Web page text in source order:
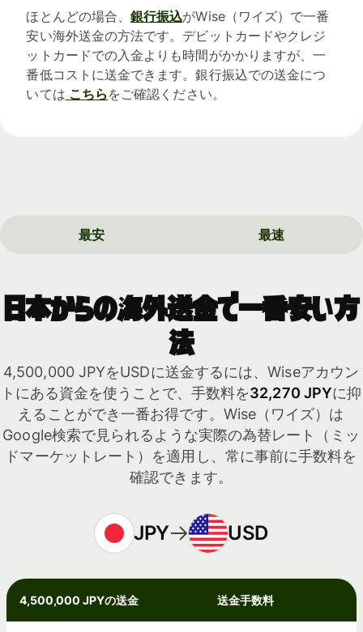
ほとんどの場合、銀行振込がWise（ワイズ）で一番
安い海外送金の方法です。デビットカードやクレジ
ットカードでの入金よりも時間がかかりますが、一
番低コストに送金できます。銀行振込での送金につ
いては こちら をご確認ください。
最安 最速
日本からの海外送金で一番安い方
法
4,500,000 JPYをUSDに送金するには、Wiseアカウン
トにある資金を使うことで、手数料を32,270 JPYに抑
えることができ一番お得です。Wise（ワイズ）は
Google検索で見られるような実際の為替レート（ミッ
ドマーケットレート）を適用し、常に事前に手数料を
確認できます。
JPY USD
4,500,000 JPYの送金 送金手数料